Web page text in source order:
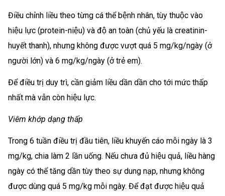
Điều chỉnh liều theo từng cá thể bệnh nhân, tùy thuộc vào
hiệu lực (protein-niệu) và độ an toàn (chủ yếu là creatinin-
huyết thanh), nhưng không được vượt quá 5 mg/kg/ngày (ở
người lớn) và 6 mg/kg/ngày (ở trẻ em).
Để điều trị duy trì, cần giảm liều dần dần cho tới mức thấp
nhất mà vẫn còn hiệu lực.
Viêm khớp dạng thấp
Trong 6 tuần điều trị đầu tiên, liều khuyến cáo mỗi ngày là 3
mg/kg, chia làm 2 lần uống. Nếu chưa đủ hiệu quả, liều hàng
ngày có thể tăng dần tùy theo sự dung nạp, nhưng không
được dùng quá 5 mg/kg mỗi ngày. Để đạt được hiệu quả